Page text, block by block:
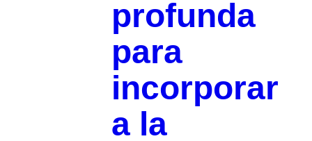
profunda
para
incorporar
a la